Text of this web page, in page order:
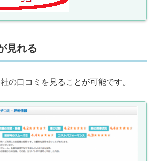
見れる
の口コミを見ることが可能です。